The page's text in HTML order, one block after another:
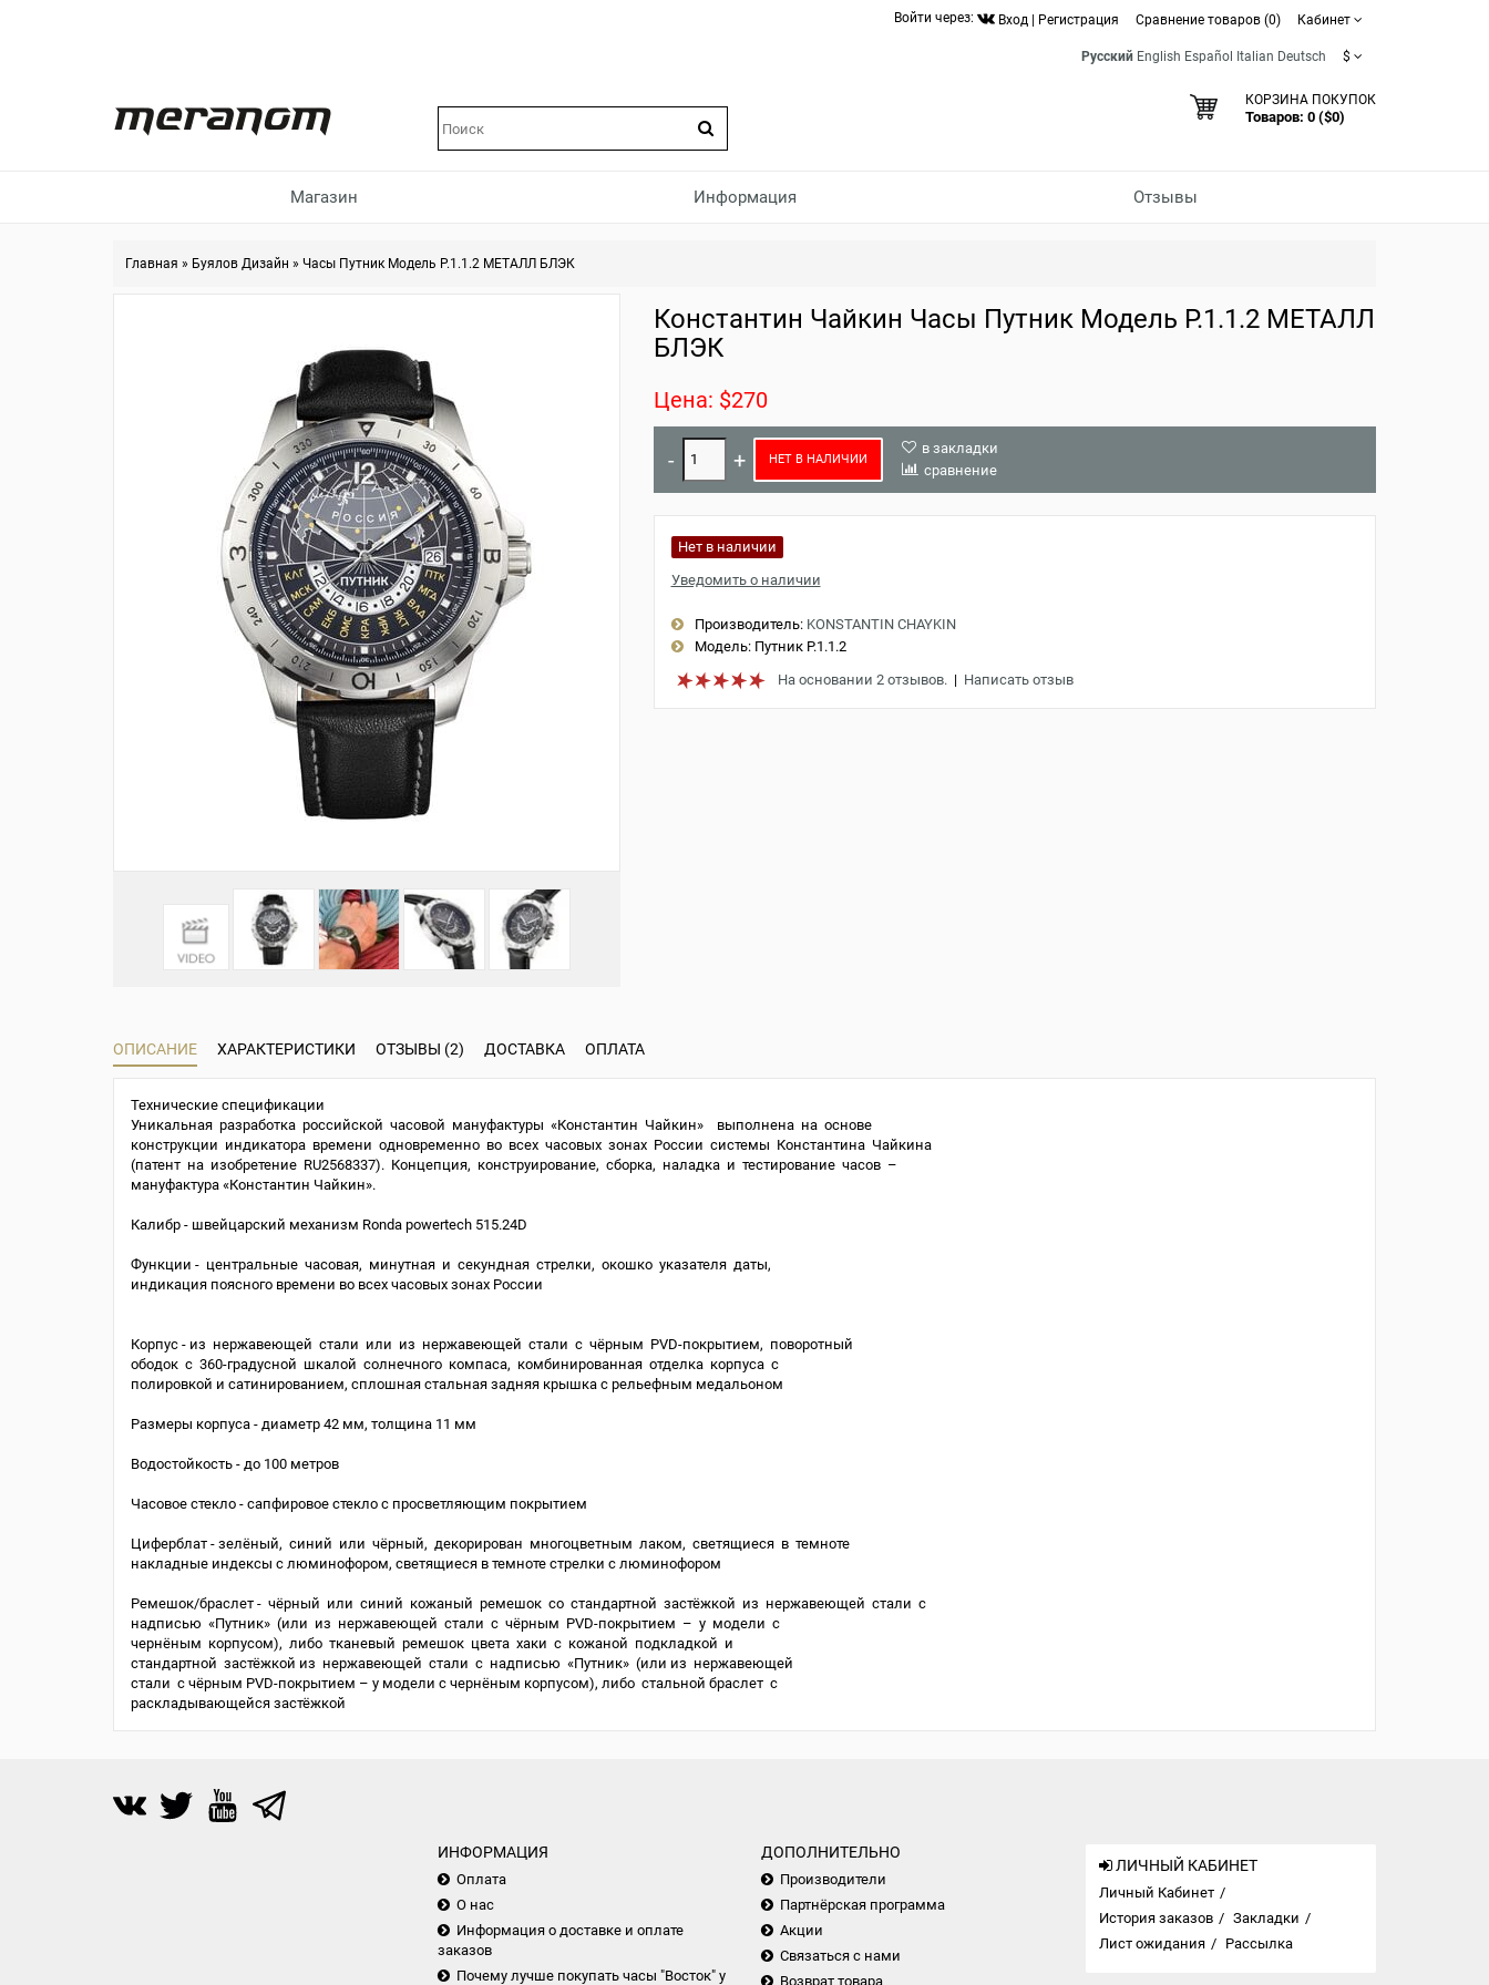
Войти через: Вход Регистрация Сравнение товаров (0) Кабинет
Русский English Español Italian Deutsch $
КОРЗИНА ПОКУПОК
Товаров: 0 ($0)
Магазин Информация Отзывы
Главная » Буялов Дизайн » Часы Путник Модель Р.1.1.2 МЕТАЛЛ БЛЭК
Константин Чайкин Часы Путник Модель Р.1.1.2 МЕТАЛЛ
БЛЭК
Цена: $270
НЕТ В НАЛИЧИИ
в закладки
сравнение
Нет в наличии
Уведомить о наличии
Производитель: KONSTANTIN CHAYKIN
Модель:Путник Р.1.1.2
На основании 2 отзывов.| Написать отзыв
ОПИСАНИЕ ХАРАКТЕРИСТИКИ ОТЗЫВЫ (2) ДОСТАВКА ОПЛАТА
Технические спецификации
Уникальная разработка российской часовой мануфактуры «Константин Чайкин» выполнена на основе
конструкции индикатора времени одновременно во всех часовых зонах России системы Константина Чайкина
(патент на изобретение RU2568337). Концепция, конструирование, сборка, наладка и тестирование часов –
мануфактура «Константин Чайкин».
Калибр - швейцарский механизм Ronda powertech 515.24D
Функции - центральные часовая, минутная и секундная стрелки, окошко указателя даты,
индикация поясного времени во всех часовых зонах России
Корпус - из нержавеющей стали или из нержавеющей стали с чёрным PVD-покрытием, поворотный
ободок с 360-градусной шкалой солнечного компаса, комбинированная отделка корпуса с
полировкой и сатинированием, сплошная стальная задняя крышка с рельефным медальоном
Размеры корпуса - диаметр 42 мм, толщина 11 мм
Водостойкость - до 100 метров
Часовое стекло - сапфировое стекло с просветляющим покрытием
Циферблат - зелёный, синий или чёрный, декорирован многоцветным лаком, светящиеся в темноте
накладные индексы с люминофором, светящиеся в темноте стрелки с люминофором
Ремешок/браслет - чёрный или синий кожаный ремешок со стандартной застёжкой из нержавеющей стали с
надписью «Путник» (или из нержавеющей стали с чёрным PVD-покрытием – у модели с
чернёным корпусом), либо тканевый ремешок цвета хаки с кожаной подкладкой и
стандартной застёжкой из нержавеющей стали с надписью «Путник» (или из нержавеющей
стали с чёрным PVD-покрытием – у модели с чернёным корпусом), либо стальной браслет с
раскладывающейся застёжкой
ИНФОРМАЦИЯ
Оплата
О нас
Информация о доставке и оплате
заказов
Почему лучше покупать часы "Восток" у
ДОПОЛНИТЕЛЬНО
Производители
Партнёрская программа
Акции
Связаться с нами
Возврат товара
ЛИЧНЫЙ КАБИНЕТ
Личный Кабинет
История заказов
Закладки
Лист ожидания
Рассылка